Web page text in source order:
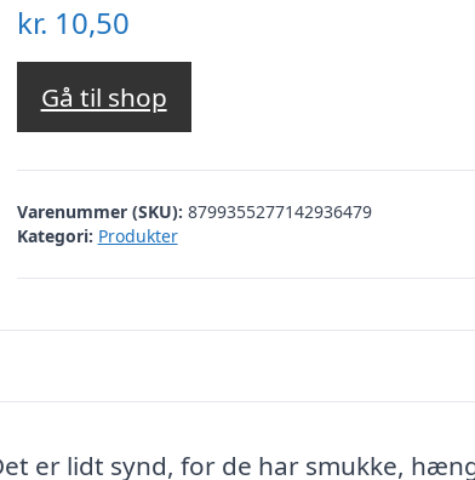
kr. 10,50
Gå til shop
Varenummer (SKU): 8799355277142936479
Kategori: Produkter
er lidt synd, for de har smukke,